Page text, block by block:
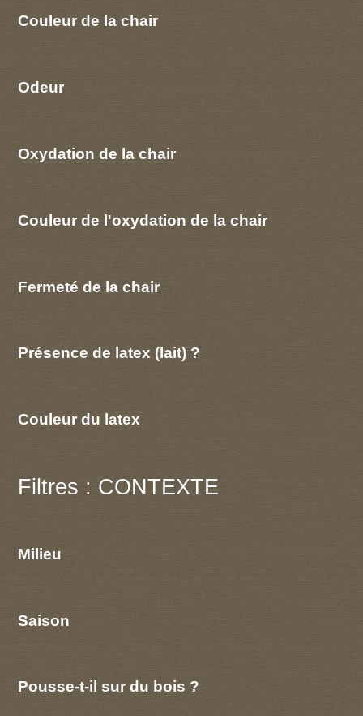
Couleur de la chair
Odeur
Oxydation de la chair
Couleur de l'oxydation de la chair
Fermeté de la chair
Présence de latex (lait) ?
Couleur du latex
Filtres : CONTEXTE
Milieu
Saison
Pousse-t-il sur du bois ?